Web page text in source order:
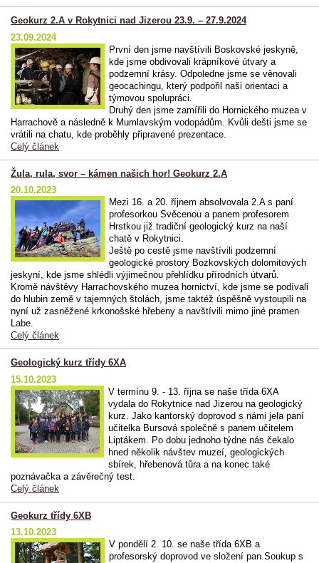
Geokurz 2.A v Rokytnici nad Jizerou 23.9. – 27.9.2024
23.09.2024
První den jsme navštívili Boskovské jeskyně,
kde jsme obdivovali krápníkové útvary a
podzemní krásy. Odpoledne jsme se věnovali
geocachingu, který podpořil naši orientaci a
týmovou spolupráci.
Druhý den jsme zamířili do Hornického muzea v
Harrachově a následně k Mumlavským vodopádům. Kvůli dešti jsme se
vrátili na chatu, kde proběhly připravené prezentace.
Celý článek
Žula, rula, svor – kámen našich hor! Geokurz 2.A
20.10.2023
Mezi 16. a 20. říjnem absolvovala 2.A s paní
profesorkou Svěcenou a panem profesorem
Hrstkou již tradiční geologický kurz na naší
chatě v Rokytnici.
Ještě po cestě jsme navštívili podzemní
geologické prostory Bozkovských dolomitových
jeskyní, kde jsme shlédli výjimečnou přehlídku přírodních útvarů.
Kromě návštěvy Harrachovského muzea hornictví, kde jsme se podívali
do hlubin země v tajemných štolách, jsme taktéž úspěšně vystoupili na
nyní už zasněžené krkonošské hřebeny a navštívili mimo jiné pramen
Labe.
Celý článek
Geologický kurz třídy 6XA
15.10.2023
V termínu 9. - 13. října se naše třída 6XA
vydala do Rokytnice nad Jizerou na geologický
kurz. Jako kantorský doprovod s námi jela paní
učitelka Bursová společně s panem učitelem
Liptákem. Po dobu jednoho týdne nás čekalo
hned několik návštev muzeí, geologických
sbírek, hřebenová tůra a na konec také
poznávačka a závěrečný test.
Celý článek
Geokurz třídy 6XB
13.10.2023
V pondělí 2. 10. se naše třída 6XB a
profesorský doprovod ve složení pan Soukup s